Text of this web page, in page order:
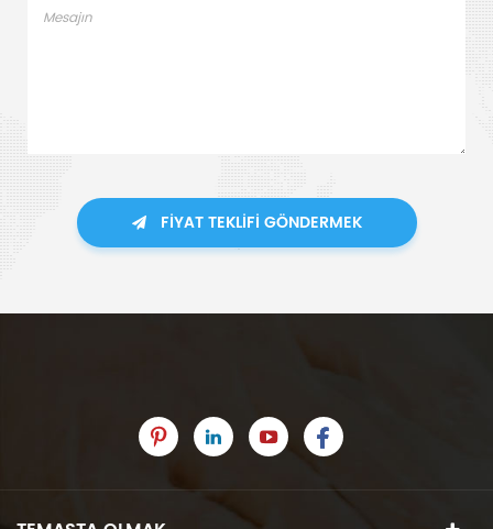
FIYAT TEKLIFI GÖNDERMEK